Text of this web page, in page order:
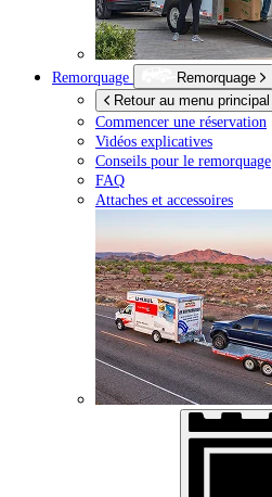
Remorquage
Remorquage
Retour au menu principal
Commencer une réservation
Vidéos explicatives
Conseils pour le remorquage
FAQ
Attaches et accessoires